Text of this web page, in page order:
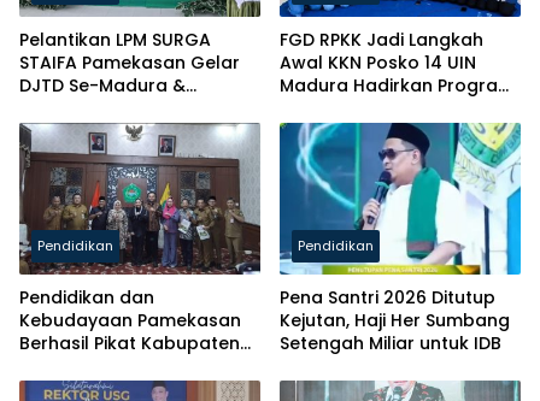
Pelantikan LPM SURGA
STAIFA Pamekasan Gelar
DJTD Se-Madura &
FGD RPKK Jadi Langkah
Awal KKN Posko 14 UIN
Madura Hadirkan Program
Pendidikan
Pendidikan dan
Kebudayaan Pamekasan
Berhasil Pikat Kabupaten
Pendidikan
Pena Santri 2026 Ditutup
Kejutan, Haji Her Sumbang
Setengah Miliar untuk IDB